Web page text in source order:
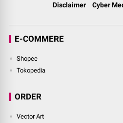
Disclaimer
Cyber
E-COMMERE
Shopee
Tokopedia
ORDER
Vector Art